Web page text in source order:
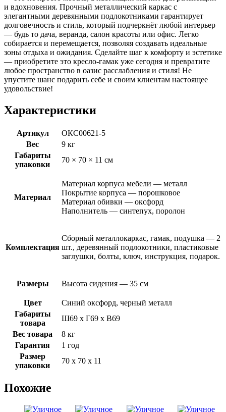
и вдохновения. Прочный металлический каркас с
элегантными деревянными подлокотниками гарантирует
долговечность и стиль, который подчеркнёт любой интерьер
— будь то дача, веранда, салон красоты или офис. Легко
собирается и перемещается, позволяя создавать идеальные
зоны отдыха и ожидания. Сделайте шаг к комфорту и эстетике
— приобретите это кресло-гамак уже сегодня и превратите
любое пространство в оазис расслабления и стиля! Не
упустите шанс подарить себе и своим клиентам настоящее
удовольствие!
Характеристики
Артикул
ОКС00621-5
Вес
9 кг
Габариты
упаковки
70 × 70 × 11 см
Материал
Материал корпуса мебели — металл
Покрытие корпуса — порошковое
Материал обивки — оксфорд
Наполнитель — синтепух, поролон
Комплектация
Сборный металлокаркас, гамак, подушка — 2
шт., деревянный подлокотники, пластиковые
заглушки, болты, ключ, инструкция, подарок.
Размеры Высота сидения — 35 см
Цвет
Синий оксфорд, черный металл
Габариты
товара
Ш69 х Г69 х В69
Вес товара
8 кг
Гарантия
1 год
Размер
упаковки
70 х 70 х 11
Похожие